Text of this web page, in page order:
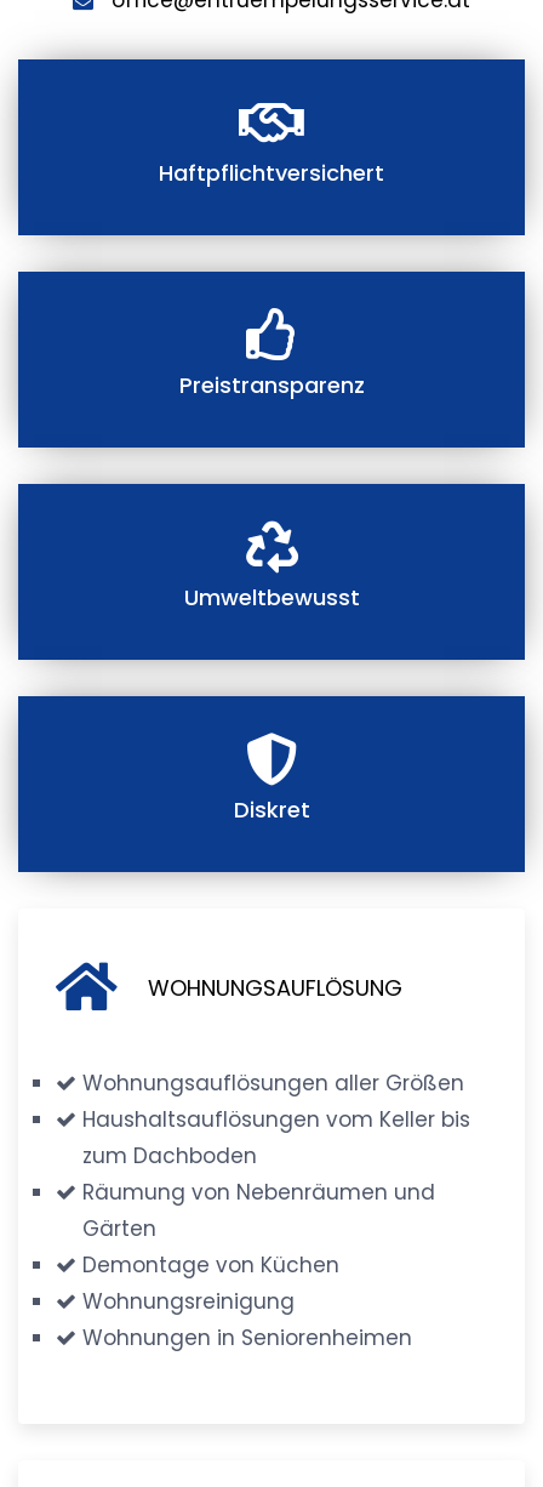
Haftpflichtversichert
Preistransparenz
Umweltbewusst
Diskret
WOHNUNGSAUFLÖSUNG
Wohnungsauflösungen aller Größen
Haushaltsauflösungen vom Keller bis
zum Dachboden
Räumung von Nebenräumen und
Gärten
Demontage von Küchen
Wohnungsreinigung
Wohnungen in Seniorenheimen